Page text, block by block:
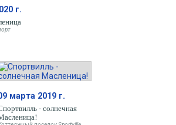
г.
марта 2019 г.
- солнечная